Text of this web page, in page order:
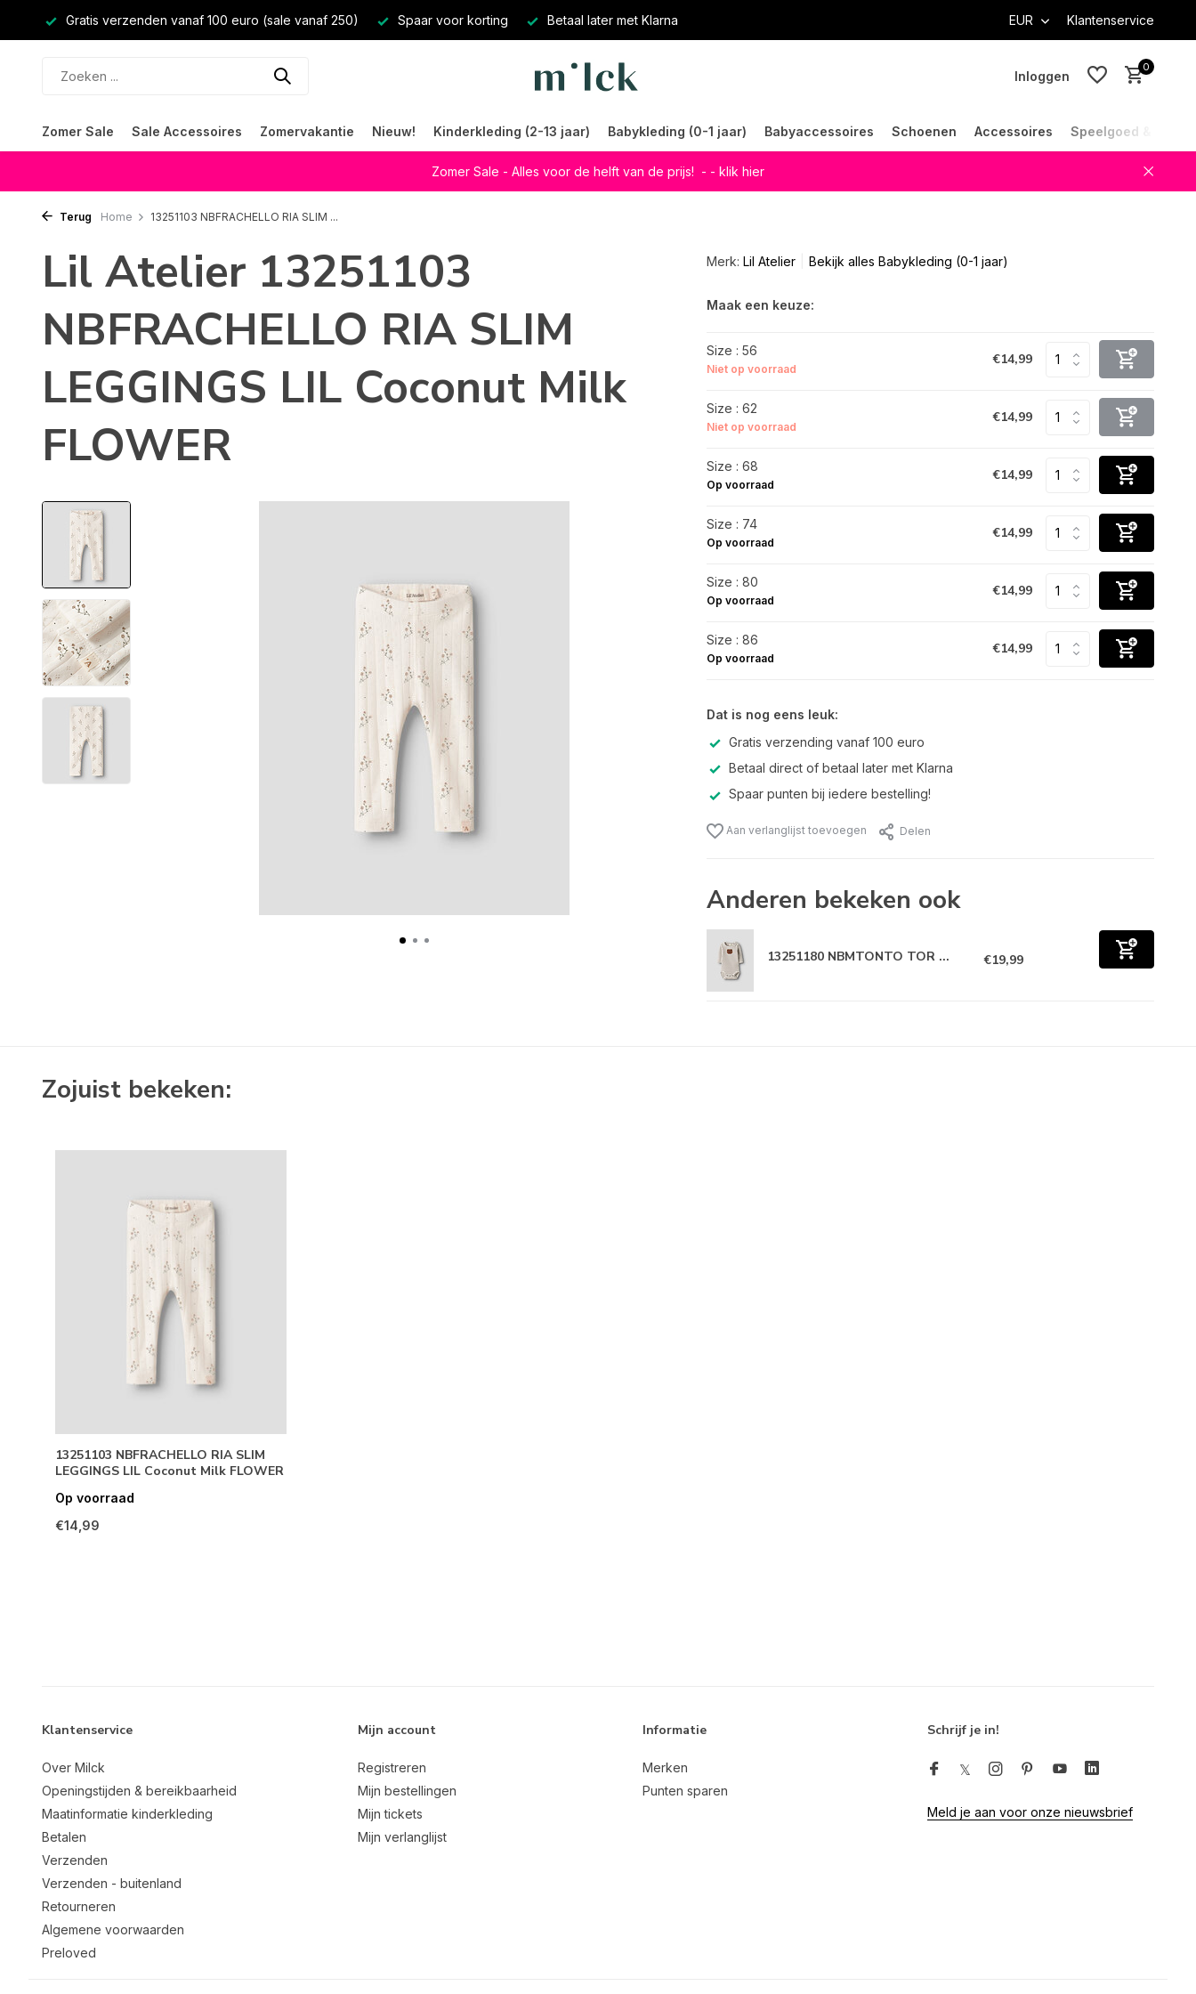
Gratis verzenden vanaf 100 euro (sale vanaf 250) Spaar voor korting Betaal later met Klarna EUR Klantenservice
Inloggen
0
Zomer Sale Sale Accessoires Zomervakantie Nieuw! Kinderkleding (2-13 jaar) Babykleding (0-1 jaar) Babyaccessoires Schoenen Accessoires Speelgoed &
Zomer Sale - Alles voor de helft van de prijs! - - klik hier
Terug Home 13251103 NBFRACHELLO RIA SLIM ...
Lil Atelier 13251103
NBFRACHELLO RIA SLIM
LEGGINGS LIL Coconut Milk
FLOWER
Merk: Lil Atelier Bekijk alles Babykleding (0-1 jaar)
Maak een keuze:
Size : 56
Niet op voorraad
€14,99
Size : 62
Niet op voorraad
€14,99
Size : 68
Op voorraad
€14,99
Size : 74
Op voorraad
€14,99
Size : 80
Op voorraad
€14,99
Size : 86
Op voorraad
€14,99
Dat is nog eens leuk:
Gratis verzending vanaf 100 euro
Betaal direct of betaal later met Klarna
Spaar punten bij iedere bestelling!
Aan verlanglijst toevoegen Delen
Anderen bekeken ook
13251180 NBMTONTO TOR ... €19,99
Zojuist bekeken:
13251103 NBFRACHELLO RIA SLIM
LEGGINGS LIL Coconut Milk FLOWER
Op voorraad
€14,99
Klantenservice
Over Milck
Openingstijden & bereikbaarheid
Maatinformatie kinderkleding
Betalen
Verzenden
Verzenden - buitenland
Retourneren
Algemene voorwaarden
Preloved
Mijn account
Registreren
Mijn bestellingen
Mijn tickets
Mijn verlanglijst
Informatie
Merken
Punten sparen
Schrijf je in!
Meld je aan voor onze nieuwsbrief